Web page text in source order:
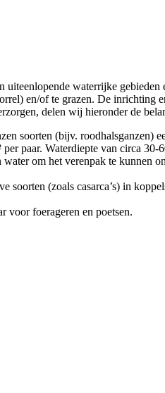
waterrijke
en/of te grazen. De inrichting
delen wij hieronder de
soorten (bijv. roodhalsganzen)
paar. Waterdiepte van circa 30-
om het verenpak te kunnen
(zoals casarca’s) in
voor foerageren en poetsen.